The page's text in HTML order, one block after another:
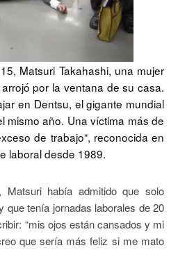
Matsuri Takahashi, una mujer
por la ventana de su casa.
en Dentsu, el gigante mundial
mismo año. Una víctima más de
de trabajo“, reconocida en
laboral desde 1989.
Matsuri había admitido que solo
que tenía jornadas laborales de 20
“mis ojos están cansados ​​y mi
que sería más feliz si me mato